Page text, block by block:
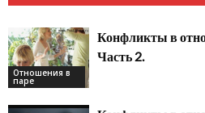
Отношения в
паре
Конфликты в
Часть 2.